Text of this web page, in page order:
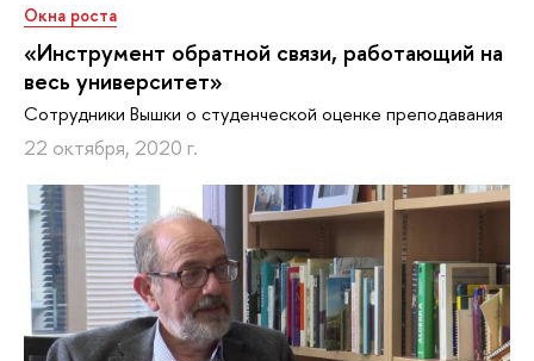
Окна роста
«Инструмент обратной связи, работающий на
весь университет»
Сотрудники Вышки о студенческой оценке преподавания
22 октября, 2020 г.